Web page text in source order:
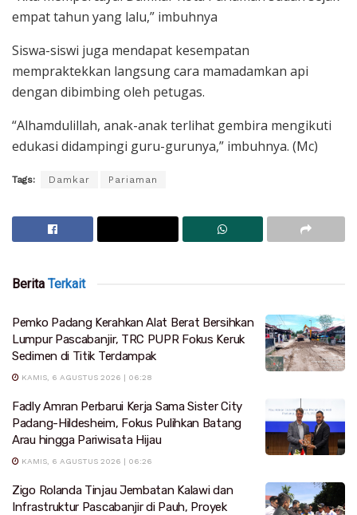
empat tahun yang lalu,” imbuhnya
Siswa-siswi juga mendapat kesempatan
mempraktekkan langsung cara mamadamkan api
dengan dibimbing oleh petugas.
“Alhamdulillah, anak-anak terlihat gembira mengikuti
edukasi didampingi guru-gurunya,” imbuhnya. (Mc)
Tags: Damkar Pariaman
Berita Terkait
Pemko Padang Kerahkan Alat Berat Bersihkan
Lumpur Pascabanjir, TRC PUPR Fokus Keruk
Sedimen di Titik Terdampak
KAMIS, 6 AGUSTUS 2026 | 06:28
Fadly Amran Perbarui Kerja Sama Sister City
Padang-Hildesheim, Fokus Pulihkan Batang
Arau hingga Pariwisata Hijau
KAMIS, 6 AGUSTUS 2026 | 06:26
Zigo Rolanda Tinjau Jembatan Kalawi dan
Infrastruktur Pascabanjir di Pauh, Proyek